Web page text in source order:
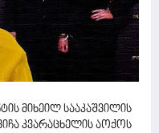
მიხეილ სააკაშვილის
კვარაცხელის აოქოს